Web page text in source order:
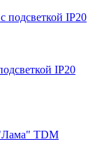
IP20